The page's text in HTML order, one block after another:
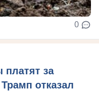
0
за
отказал